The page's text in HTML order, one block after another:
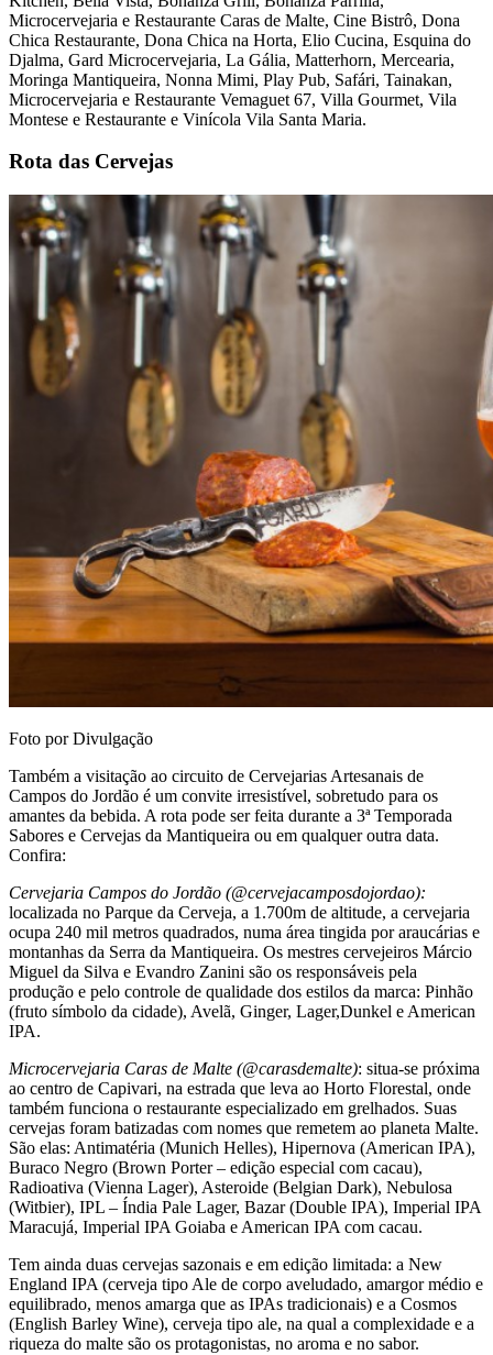
Microcervejaria e Restaurante Caras de Malte, Cine Bistrô, Dona
Chica Restaurante, Dona Chica na Horta, Elio Cucina, Esquina do
Djalma, Gard Microcervejaria, La Gália, Matterhorn, Mercearia,
Moringa Mantiqueira, Nonna Mimi, Play Pub, Safári, Tainakan,
Microcervejaria e Restaurante Vemaguet 67, Villa Gourmet, Vila
Montese e Restaurante e Vinícola Vila Santa Maria.
Rota das Cervejas
Foto por Divulgação
Também a visitação ao circuito de Cervejarias Artesanais de
Campos do Jordão é um convite irresistível, sobretudo para os
amantes da bebida. A rota pode ser feita durante a 3ª Temporada
Sabores e Cervejas da Mantiqueira ou em qualquer outra data.
Confira:
Cervejaria Campos do Jordão (@cervejacamposdojordao):
localizada no Parque da Cerveja, a 1.700m de altitude, a cervejaria
ocupa 240 mil metros quadrados, numa área tingida por araucárias e
montanhas da Serra da Mantiqueira. Os mestres cervejeiros Márcio
Miguel da Silva e Evandro Zanini são os responsáveis pela
produção e pelo controle de qualidade dos estilos da marca: Pinhão
(fruto símbolo da cidade), Avelã, Ginger, Lager,Dunkel e American
IPA.
Microcervejaria Caras de Malte (@carasdemalte): situa-se próxima
ao centro de Capivari, na estrada que leva ao Horto Florestal, onde
também funciona o restaurante especializado em grelhados. Suas
cervejas foram batizadas com nomes que remetem ao planeta Malte.
São elas: Antimatéria (Munich Helles), Hipernova (American IPA),
Buraco Negro (Brown Porter – edição especial com cacau),
Radioativa (Vienna Lager), Asteroide (Belgian Dark), Nebulosa
(Witbier), IPL – Índia Pale Lager, Bazar (Double IPA), Imperial IPA
Maracujá, Imperial IPA Goiaba e American IPA com cacau.
Tem ainda duas cervejas sazonais e em edição limitada: a New
England IPA (cerveja tipo Ale de corpo aveludado, amargor médio e
equilibrado, menos amarga que as IPAs tradicionais) e a Cosmos
(English Barley Wine), cerveja tipo ale, na qual a complexidade e a
riqueza do malte são os protagonistas, no aroma e no sabor.